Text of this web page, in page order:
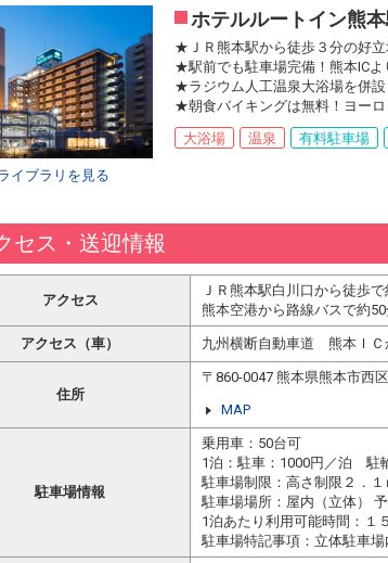
イブラリを見る
ホテルルートイン熊
★ＪＲ熊本駅から徒歩３分の好立
★駅前でも駐車場完備！熊本IC
★ラジウム人工温泉大浴場を併
★朝食バイキングは無料！ヨー
大浴場
温泉 有料駐車場
セス・送迎情報
アクセス
ＪＲ熊本駅白川口から徒歩で
熊本空港から路線バスで約50
アクセス（車） 九州横断自動車道 熊本ＩＣ
住所
〒860-0047 熊本県熊本市西
MAP
駐車場情報
乗用車：50台可
1泊：駐車：1000円／泊 駐
駐車場制限：高さ制限２．１
駐車場場所：屋内（立体）
1泊あたり利用可能時間：１
駐車場特記事項：立体駐車場